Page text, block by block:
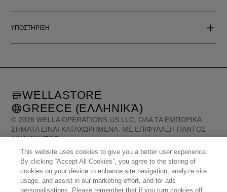
ΥΠΟΣΤΗΡΙΞΗ
© 2026 WELLA OPERATIONS US LLC, ΌΛΑ ΤΑ ΕΜΠΟΡΙΚΆ
ΣΉΜΑΤΑ ΕΊΝΑΙ ΚΑΤΑΧΩΡΗΜΈΝΑ. ΜΕ ΕΠΙΦΎΛΑΞΗ ΠΑΝΤΌΣ
ΔΙΚΑΙΏΜΑΤΟΣ.
WELLASTORE
GREECE (ΕΛΛΗΝΙΚΆ)
This website uses cookies to give you a better user experience.
By clicking “Accept All Cookies”, you agree to the storing of
cookies on your device to enhance site navigation, analyze site
usage, and assist in our marketing effort, and for ads
personalisations. Please remember that if you turn cookies off,